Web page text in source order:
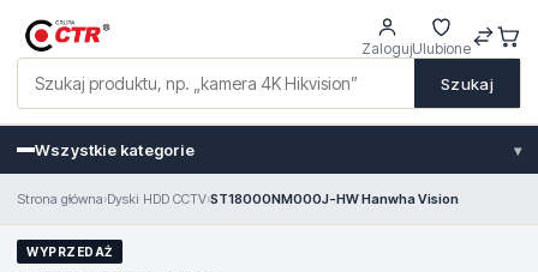
Szukaj
ZalogujUlubione
Wszystkie kategorie ▾
Strona główna›Dyski HDD CCTV›ST18000NM000J-HW Hanwha Vision
WYPRZEDAŻ